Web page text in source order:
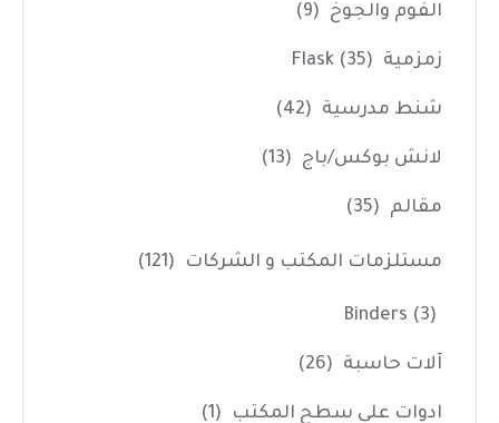
الفوم والجوخ (9)
زمزمية Flask (35)
شنط مدرسية (42)
لانش بوكس/باج (13)
مقالم (35)
مستلزمات المكتب و الشركات (121)
Binders (3)
آلات حاسبة (26)
ادوات على سطح المكتب (1)